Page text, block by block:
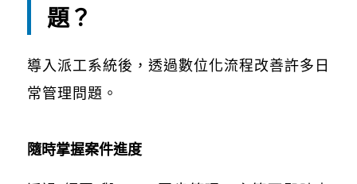
題？
導入派工系統後，透過數位化流程改善許多日
常管理問題。
隨時掌握案件進度